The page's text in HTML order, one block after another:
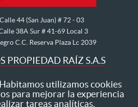
44 (San Juan) # 72 - 03
38A Sur # 41-69 Local 3
C.C. Reserva Plaza Lc 2039
PROPIEDAD RAÍZ S.A.S
venta, hipoteca, avalúo y
de inmuebles
utilizamos cookies
para mejorar la experiencia
tareas analíticas.